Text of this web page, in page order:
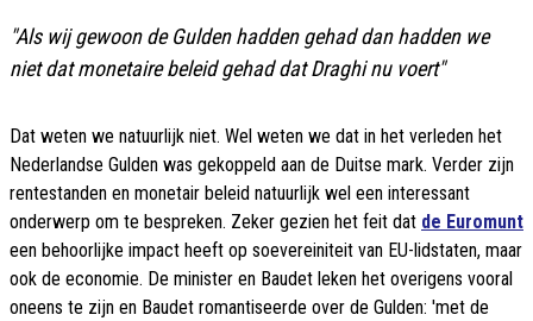
"Als wij gewoon de Gulden hadden gehad dan hadden we
niet dat monetaire beleid gehad dat Draghi nu voert"
Dat weten we natuurlijk niet. Wel weten we dat in het verleden het
Nederlandse Gulden was gekoppeld aan de Duitse mark. Verder zijn
rentestanden en monetair beleid natuurlijk wel een interessant
onderwerp om te bespreken. Zeker gezien het feit dat de Euromunt
een behoorlijke impact heeft op soevereiniteit van EU-lidstaten, maar
ook de economie. De minister en Baudet leken het overigens vooral
oneens te zijn en Baudet romantiseerde over de Gulden: 'met de